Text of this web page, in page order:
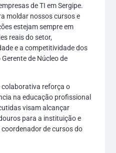
de TI em Sergipe.
moldar nossos cursos e
estejam sempre em
reais do setor,
e a competitividade dos
de Núcleo de
colaborativa reforça o
na educação profissional
visam alcançar
para a instituição e
de cursos do